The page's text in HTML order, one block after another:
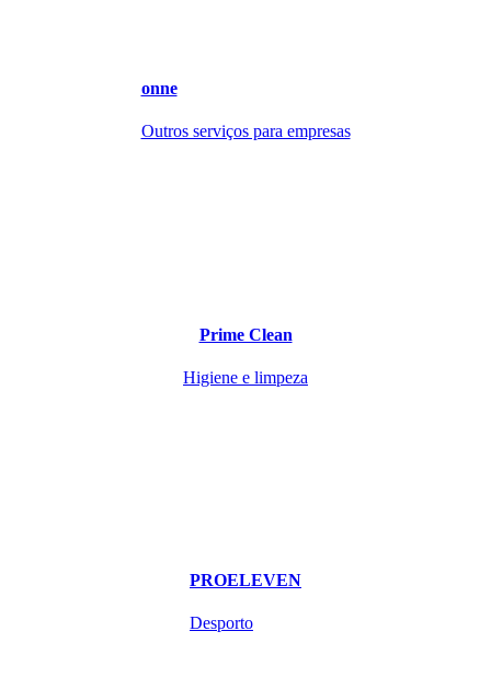
onne
Outros serviços para empresas
Prime Clean
Higiene e limpeza
PROELEVEN
Desporto